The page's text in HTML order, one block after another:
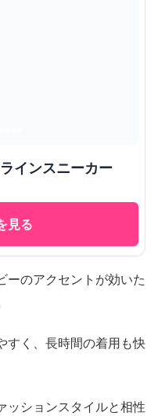
インスニーカー
見る
ーのアクセントが効いた
すく、長時間の着用も快
ッションスタイルと相性